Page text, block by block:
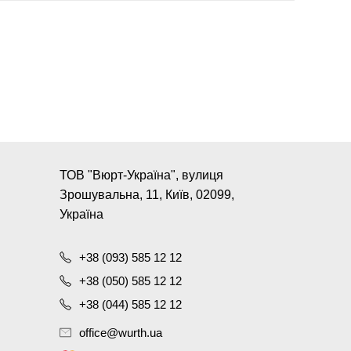
ТОВ "Вюрт-Україна", вулиця
Зрошувальна, 11, Київ, 02099,
Україна
+38 (093) 585 12 12
+38 (050) 585 12 12
+38 (044) 585 12 12
office@wurth.ua